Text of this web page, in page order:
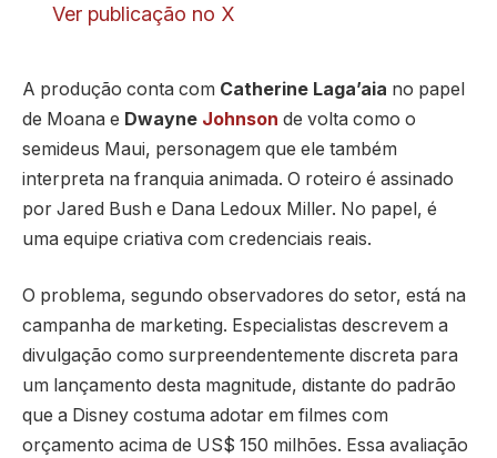
Ver publicação no X
A produção conta com Catherine Laga’aia no papel
de Moana e Dwayne Johnson de volta como o
semideus Maui, personagem que ele também
interpreta na franquia animada. O roteiro é assinado
por Jared Bush e Dana Ledoux Miller. No papel, é
uma equipe criativa com credenciais reais.
O problema, segundo observadores do setor, está na
campanha de marketing. Especialistas descrevem a
divulgação como surpreendentemente discreta para
um lançamento desta magnitude, distante do padrão
que a Disney costuma adotar em filmes com
orçamento acima de US$ 150 milhões. Essa avaliação